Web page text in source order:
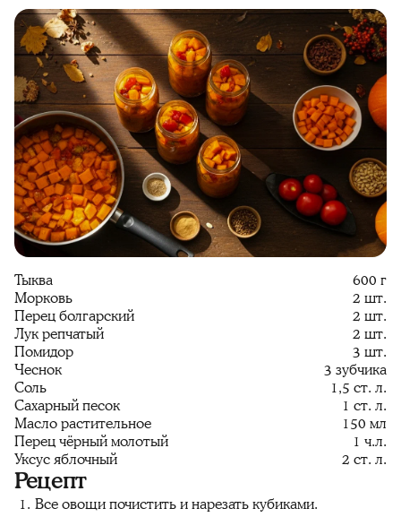
Тыква
600 г
Морковь
2 шт.
Перец болгарский
2 шт.
Лук репчатый
2 шт.
Помидор
3 шт.
Чеснок
3 зубчика
Соль
1,5 ст. л.
Сахарный песок
1 ст. л.
Масло растительное
150 мл
Перец чёрный молотый
1 ч.л.
Уксус яблочный
2 ст. л.
Рецепт
Все овощи почистить и нарезать кубиками.